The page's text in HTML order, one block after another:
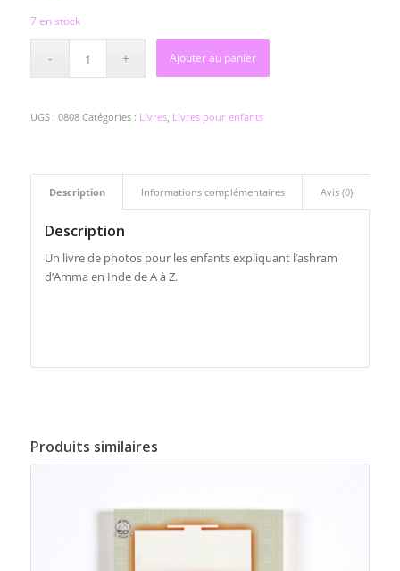
7 en stock
Ajouter au panier
UGS : 0808 Catégories : Livres, Livres pour enfants
Description Informations complémentaires Avis (0)
Description
Un livre de photos pour les enfants expliquant l’ashram
d’Amma en Inde de A à Z.
Produits similaires